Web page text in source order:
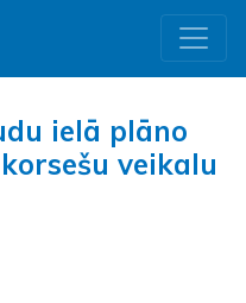
ielā plāno
veikalu